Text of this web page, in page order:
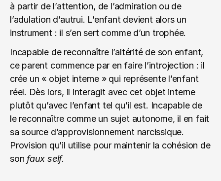
à partir de l’attention, de l’admiration ou de
l’adulation d’autrui. L’enfant devient alors un
instrument : il s’en sert comme d’un trophée.
Incapable de reconnaître l’altérité de son enfant,
ce parent commence par en faire l’introjection : il
crée un « objet interne » qui représente l’enfant
réel. Dès lors, il interagit avec cet objet interne
plutôt qu’avec l’enfant tel qu’il est. Incapable de
le reconnaître comme un sujet autonome, il en fait
sa source d’approvisionnement narcissique.
Provision qu’il utilise pour maintenir la cohésion de
son faux self.